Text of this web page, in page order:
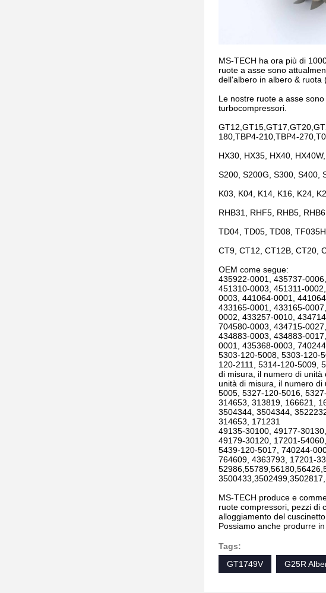
MS-TECH ha ora più di
ruote a asse sono
dell'albero in albero & ruota
Le nostre ruote a asse
turbocompressori.
180,TBP4-210,TBP4-
HX30, HX35, HX40,
S200, S200G, S300, S400,
K03, K04, K14, K16, K24,
RHB31, RHF5, RHB5,
TD04, TD05, TD08,
CT9, CT12, CT12B, CT20,
OEM come segue:
435922-0001, 435737-
451310-0003, 451311-
0003, 441064-0001,
433165-0001, 433165-
0002, 433257-0010,
704580-0003, 434715-
434883-0003, 434883-
0001, 435368-0003,
5303-120-5008, 5303-120-
120-2111, 5314-120-5009,
di misura, il numero di
unità di misura, il numero
5005, 5327-120-5016,
314653, 313819, 166621,
3504344, 3504344,
314653, 171231
49135-30100, 49177-
49179-30120, 17201-
5439-120-5017, 740244-
764609, 4363793, 17201-
MS-TECH produce e
ruote compressori, pezzi di
alloggiamento del
Possiamo anche produrre
Tags:
GT1749V
G25R